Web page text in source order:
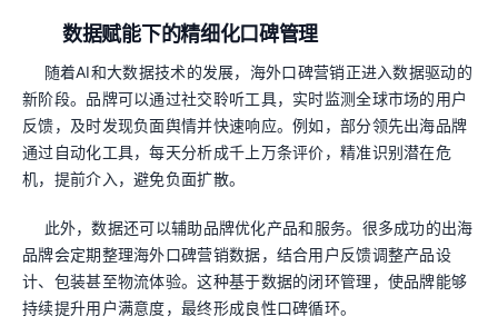
数据赋能下的精细化口碑管理
随着AI和大数据技术的发展，海外口碑营销正进入数据驱动的
新阶段。品牌可以通过社交聆听工具，实时监测全球市场的用户
反馈，及时发现负面舆情并快速响应。例如，部分领先出海品牌
通过自动化工具，每天分析成千上万条评价，精准识别潜在危
机，提前介入，避免负面扩散。
此外，数据还可以辅助品牌优化产品和服务。很多成功的出海
品牌会定期整理海外口碑营销数据，结合用户反馈调整产品设
计、包装甚至物流体验。这种基于数据的闭环管理，使品牌能够
持续提升用户满意度，最终形成良性口碑循环。